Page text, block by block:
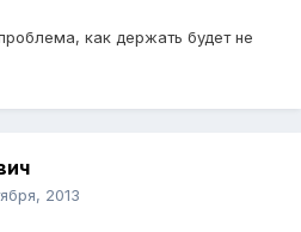
как держать будет не
2013